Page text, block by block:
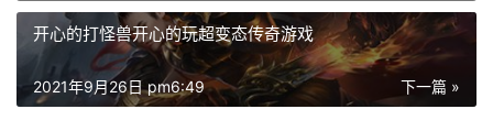
开心的打怪兽开心的玩超变态传奇游戏
下一篇 »
2021年9月26日 pm6:49